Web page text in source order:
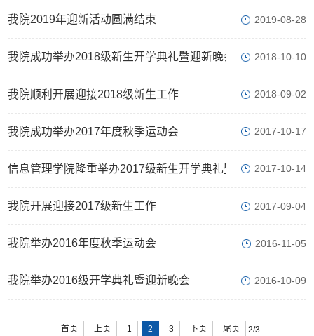
我院2019年迎新活动圆满结束 2019-08-28
我院成功举办2018级新生开学典礼暨迎新晚会 2018-10-10
我院顺利开展迎接2018级新生工作 2018-09-02
我院成功举办2017年度秋季运动会 2017-10-17
信息管理学院隆重举办2017级新生开学典礼暨迎新晚会2017-10-14
我院开展迎接2017级新生工作 2017-09-04
我院举办2016年度秋季运动会 2016-11-05
我院举办2016级开学典礼暨迎新晚会 2016-10-09
首页 上页 1 2 3 下页 尾页 2/3